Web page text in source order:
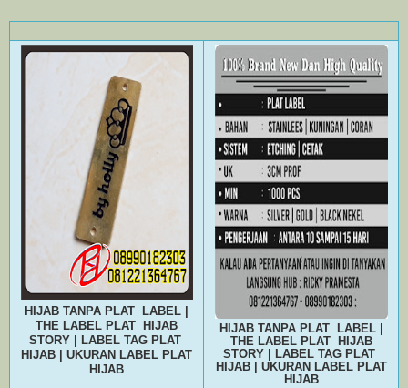
HIJAB TANPA PLAT LABEL |
THE LABEL PLAT HIJAB
STORY | LABEL TAG PLAT
HIJAB | UKURAN LABEL PLAT
HIJAB
HIJAB TANPA PLAT LABEL |
THE LABEL PLAT HIJAB
STORY | LABEL TAG PLAT
HIJAB | UKURAN LABEL PLAT
HIJAB